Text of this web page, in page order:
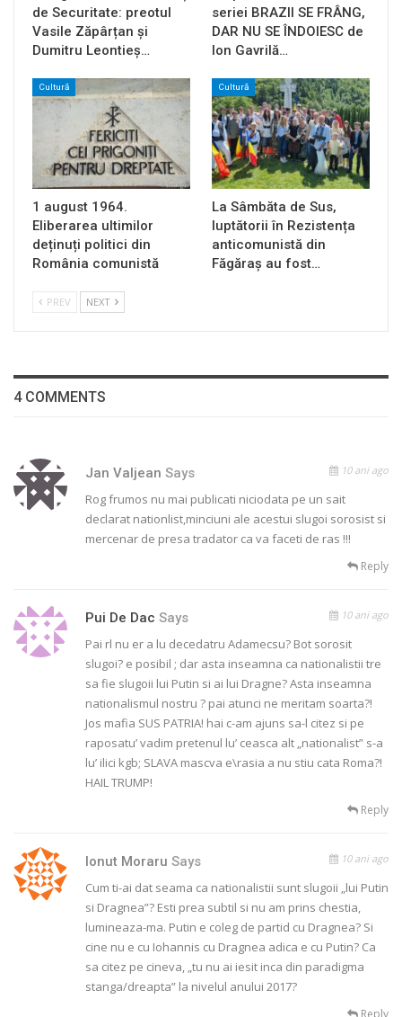
de Securitate: preotul
Vasile Zăpârțan și
Dumitru Leontieș…
seriei BRAZII SE FRÂNG,
DAR NU SE ÎNDOIESC de
Ion Gavrilă…
Cultură
1 august 1964.
Eliberarea ultimilor
deținuți politici din
România comunistă
Cultură
La Sâmbăta de Sus,
luptătorii în Rezistența
anticomunistă din
Făgăraș au fost…
PREV NEXT
4 COMMENTS
Jan Valjean Says 10 ani ago
Rog frumos nu mai publicati niciodata pe un sait
declarat nationlist,minciuni ale acestui slugoi sorosist si
mercenar de presa tradator ca va faceti de ras !!!
Reply
Pui De Dac Says 10 ani ago
Pai rl nu er a lu decedatru Adamecsu? Bot sorosit
slugoi? e posibil ; dar asta inseamna ca nationalistii tre
sa fie slugoii lui Putin si ai lui Dragne? Asta inseamna
nationalismul nostru ? pai atunci ne meritam soarta?!
Jos mafia SUS PATRIA! hai c-am ajuns sa-l citez si pe
raposatu’ vadim pretenul lu’ ceasca alt „nationalist” s-a
lu’ ilici kgb; SLAVA mascva e\rasia a nu stiu cata Roma?!
HAIL TRUMP!
Reply
Ionut Moraru Says 10 ani ago
Cum ti-ai dat seama ca nationalistii sunt slugoii „lui Putin
si Dragnea”? Esti prea subtil si nu am prins chestia,
lumineaza-ma. Putin e coleg de partid cu Dragnea? Si
cine nu e cu Iohannis cu Dragnea adica e cu Putin? Ca
sa citez pe cineva, „tu nu ai iesit inca din paradigma
stanga/dreapta” la nivelul anului 2017?
Reply